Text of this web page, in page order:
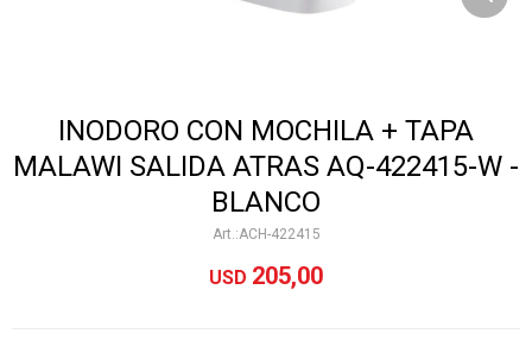
INODORO CON MOCHILA + TAPA
MALAWI SALIDA ATRAS AQ-422415-W -
BLANCO
ACH-422415
USD 205,00